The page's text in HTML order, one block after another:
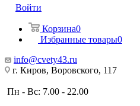
Войти
Корзина0
Избранные товары0
info@cvety43.ru
г. Киров, Воровского, 117
Пн - Вс: 7.00 - 22.00